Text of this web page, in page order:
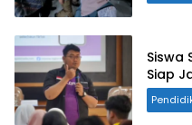
Siswa
Siap